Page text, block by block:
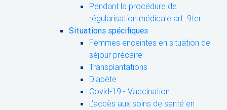
Pendant la procédure de
régularisation médicale art. 9ter
Situations spécifiques
Femmes enceintes en situation de
séjour précaire
Transplantations
Diabète
Covid-19 - Vaccination
L’accès aux soins de santé en